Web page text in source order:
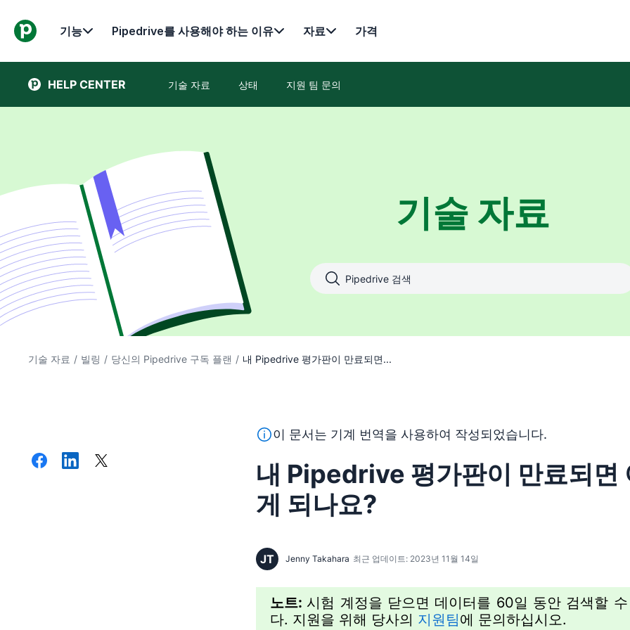
기능 Pipedrive를 사용해야 하는 이유 자료 가격
HELP CENTER 기술 자료 상태 지원 팀 문의
기술 자료
기술 자료 / 빌링 / 당신의 Pipedrive 구독 플랜 / 내 Pipedrive 평가판이 만료되면...
이 텍스트는 기계 번역 도구를 사용하여 영어를 번역한 것이며, 인간 편
이 문서는 기계 번역을 사용하여 작성되었습니다.
내 Pipedrive 평가판이 만료되면
게 되나요?
JT Jenny Takahara 최근 업데이트: 2023년 11월 14일
노트: 시험 계정을 닫으면 데이터를 60일 동안 검색할 수
다. 지원을 위해 당사의 지원팀에 문의하십시오.